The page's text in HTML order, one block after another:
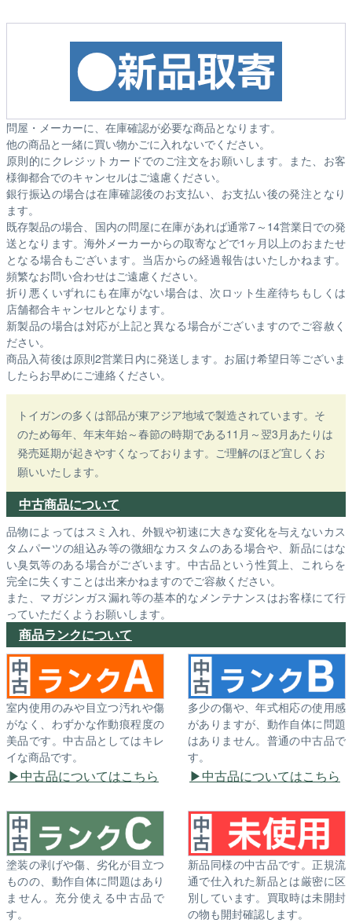
問屋・メーカーに、在庫確認が必要な商品となります。
他の商品と一緒に買い物かごに入れないでください。
原則的にクレジットカードでのご注文をお願いします。また、お客
様御都合でのキャンセルはご遠慮ください。
銀行振込の場合は在庫確認後のお支払い、お支払い後の発注となり
ます。
既存製品の場合、国内の問屋に在庫があれば通常7～14営業日での発
送となります。海外メーカーからの取寄などで1ヶ月以上のおまたせ
となる場合もございます。 当店からの経過報告はいたしかねます。
頻繁なお問い合わせはご遠慮ください。
折り悪くいずれにも在庫がない場合は、次ロット生産待ちもしくは
店舗都合キャンセルとなります。
新製品の場合は対応が上記と異なる場合がございますのでご容赦く
ださい。
商品入荷後は原則2営業日内に発送します。お届け希望日等ございま
したらお早めにご連絡ください。
トイガンの多くは部品が東アジア地域で製造されています。そ
のため毎年、年末年始～春節の時期である11月～翌3月あたりは
発売延期が起きやすくなっております。ご理解のほど宜しくお
願いいたします。
中古商品について
品物によってはスミ入れ、外観や初速に大きな変化を与えないカス
タムパーツの組込み等の微細なカスタムのある場合や、新品にはな
い臭気等のある場合がございます。中古品という性質上、これらを
完全に失くすことは出来かねますのでご容赦ください。
また、マガジンガス漏れ等の基本的なメンテナンスはお客様にて行
っていただくようお願いします。
商品ランクについて
室内使用のみや目立つ汚れや傷
がなく、わずかな作動痕程度の
美品です。中古品としてはキレ
イな商品です。
中古品についてはこちら
多少の傷や、年式相応の使用感
がありますが、動作自体に問題
はありません。普通の中古品で
す。
中古品についてはこちら
塗装の剥げや傷、劣化が目立つ
ものの、動作自体に問題はあり
ません。充分使える中古品で
す。
新品同様の中古品です。正規流
通で仕入れた新品とは厳密に区
別しています。買取時は未開封
の物も開封確認します。